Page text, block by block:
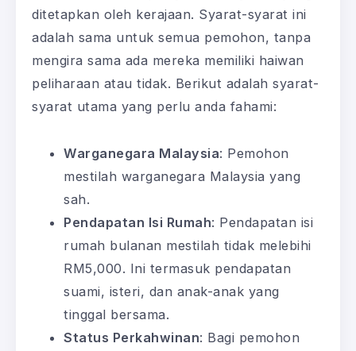
ditetapkan oleh kerajaan. Syarat-syarat ini
adalah sama untuk semua pemohon, tanpa
mengira sama ada mereka memiliki haiwan
peliharaan atau tidak. Berikut adalah syarat-
syarat utama yang perlu anda fahami:
Warganegara Malaysia: Pemohon
mestilah warganegara Malaysia yang
sah.
Pendapatan Isi Rumah: Pendapatan isi
rumah bulanan mestilah tidak melebihi
RM5,000. Ini termasuk pendapatan
suami, isteri, dan anak-anak yang
tinggal bersama.
Status Perkahwinan: Bagi pemohon